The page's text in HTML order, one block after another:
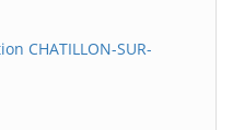
CHATILLON-SUR-